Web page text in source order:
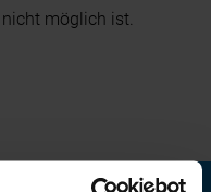
möglich ist.